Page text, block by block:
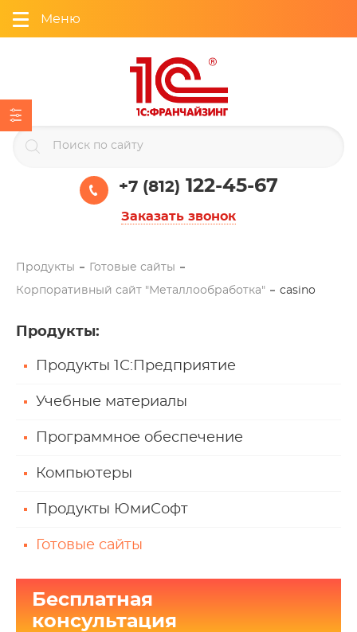
Меню
+7 (812) 122-45-67
Заказать звонок
Продукты Готовые сайты
Корпоративный сайт "Металлообработка" casino
Продукты:
Продукты 1С:Предприятие
Учебные материалы
Программное обеспечение
Компьютеры
Продукты ЮмиСофт
Готовые сайты
Бесплатная
консультация